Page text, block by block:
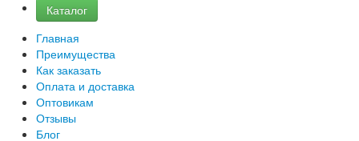
Каталог
Главная
Преимущества
Как заказать
Оплата и доставка
Оптовикам
Отзывы
Блог